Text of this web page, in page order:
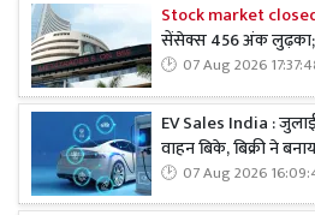
Stock market
सेंसेक्स 456 अंक लुढ़का;
07 Aug 2026
EV Sales India :
वाहन बिके, बिक्री ने
07 Aug 2026